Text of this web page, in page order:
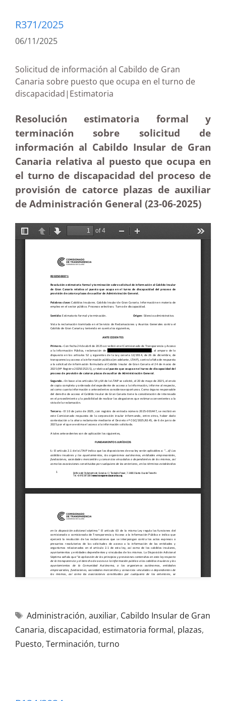
R371/2025
06/11/2025
Solicitud de información al Cabildo de Gran
Canaria sobre puesto que ocupa en el turno de
discapacidad|Estimatoria
Resolución estimatoria formal y
terminación sobre solicitud de
información al Cabildo Insular de Gran
Canaria relativa al puesto que ocupa en
el turno de discapacidad del proceso de
provisión de catorce plazas de auxiliar
de Administración General (23-06-2025)
Administración, auxiliar, Cabildo Insular de Gran
Canaria, discapacidad, estimatoria formal, plazas,
Puesto, Terminación, turno